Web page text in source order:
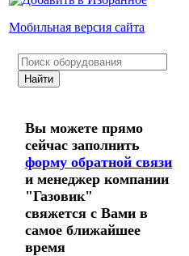
Мобильная версия сайта
Вы можете прямо
сейчас заполнить
форму обратной связи
и менеджер компании
"Газовик"
свяжется с Вами в
самое ближайшее
время